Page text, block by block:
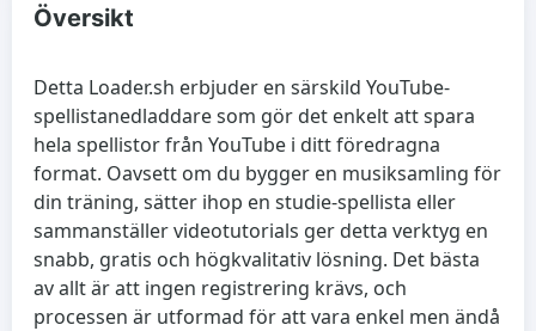
Översikt
Detta Loader.sh erbjuder en särskild YouTube-
spellistanedladdare som gör det enkelt att spara
hela spellistor från YouTube i ditt föredragna
format. Oavsett om du bygger en musiksamling för
din träning, sätter ihop en studie-spellista eller
sammanställer videotutorials ger detta verktyg en
snabb, gratis och högkvalitativ lösning. Det bästa
av allt är att ingen registrering krävs, och
processen är utformad för att vara enkel men ändå